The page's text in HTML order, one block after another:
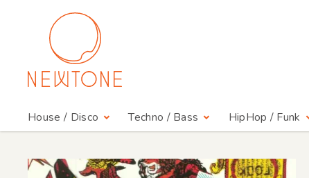
House / Disco Techno / Bass HipHop / Funk